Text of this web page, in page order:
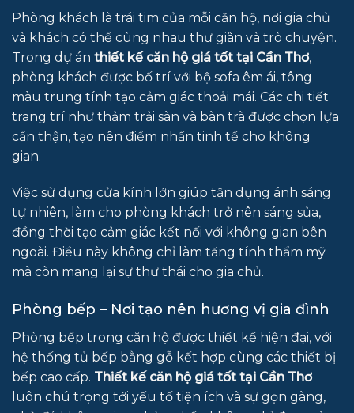
Phòng khách là trái tim của mỗi căn hộ, nơi gia chủ
và khách có thể cùng nhau thư giãn và trò chuyện.
Trong dự án thiết kế căn hộ giá tốt tại Cần Thơ,
phòng khách được bố trí với bộ sofa êm ái, tông
màu trung tính tạo cảm giác thoải mái. Các chi tiết
trang trí như thảm trải sàn và bàn trà được chọn lựa
cẩn thận, tạo nên điểm nhấn tinh tế cho không
gian.
Việc sử dụng cửa kính lớn giúp tận dụng ánh sáng
tự nhiên, làm cho phòng khách trở nên sáng sủa,
đồng thời tạo cảm giác kết nối với không gian bên
ngoài. Điều này không chỉ làm tăng tính thẩm mỹ
mà còn mang lại sự thư thái cho gia chủ.
Phòng bếp – Nơi tạo nên hương vị gia đình
Phòng bếp trong căn hộ được thiết kế hiện đại, với
hệ thống tủ bếp bằng gỗ kết hợp cùng các thiết bị
bếp cao cấp. Thiết kế căn hộ giá tốt tại Cần Thơ
luôn chú trọng tới yếu tố tiện ích và sự gọn gàng,